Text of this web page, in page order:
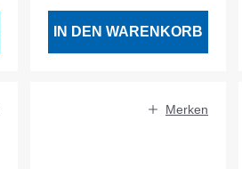
IN DEN WARENKORB
Merken